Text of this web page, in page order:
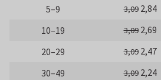
5–9
3,09 2,84
10–19
3,09 2,69
20–29
3,09 2,47
30–49
3,09 2,24